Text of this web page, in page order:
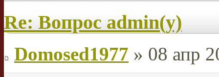
Re: Вопрос admin(у)
Domosed1977 » 08 апр